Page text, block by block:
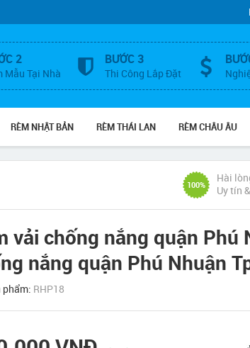
2
Mẫu Tại Nhà
BƯỚC 3
Thi Công Lắp Đặt
RÈM NHẬT BẢN RÈM THÁI LAN RÈM CHÂU ÂU
100%
Hài
Uy tín
vải chống nắng quận Phú
nắng quận Phú Nhuận
phẩm: RHP18